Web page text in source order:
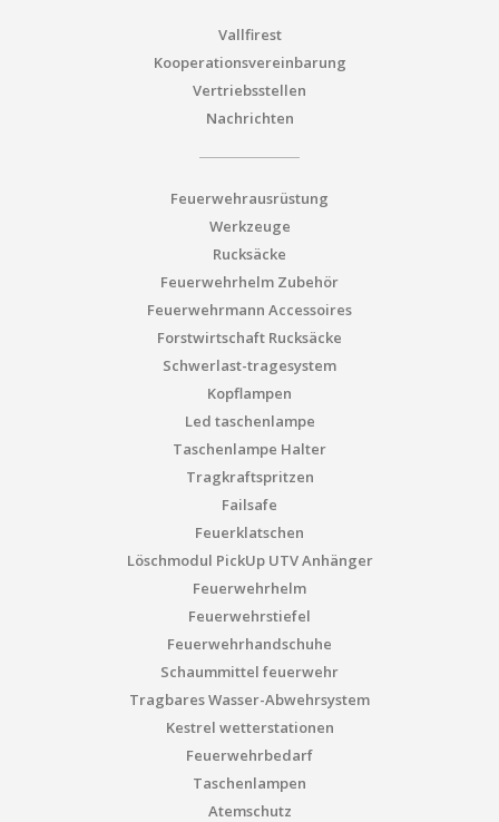
Vallfirest
Kooperationsvereinbarung
Vertriebsstellen
Nachrichten
Feuerwehrausrüstung
Werkzeuge
Rucksäcke
Feuerwehrhelm Zubehör
Feuerwehrmann Accessoires
Forstwirtschaft Rucksäcke
Schwerlast-tragesystem
Kopflampen
Led taschenlampe
Taschenlampe Halter
Tragkraftspritzen
Failsafe
Feuerklatschen
Löschmodul PickUp UTV Anhänger
Feuerwehrhelm
Feuerwehrstiefel
Feuerwehrhandschuhe
Schaummittel feuerwehr
Tragbares Wasser-Abwehrsystem
Kestrel wetterstationen
Feuerwehrbedarf
Taschenlampen
Atemschutz